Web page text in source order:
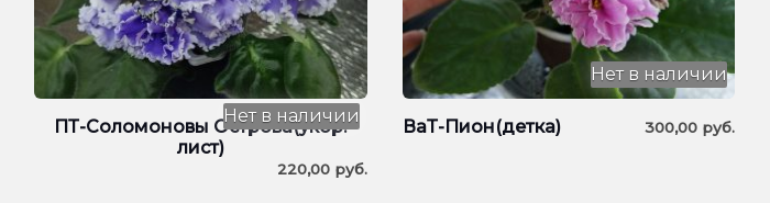
ПТ-Соломоновы Острова(укор.
лист)
220,00 руб.
Нет в наличии
ВаТ-Пион(детка) 300,00 руб.
Нет в наличии